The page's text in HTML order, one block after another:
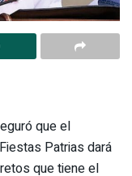
que el
Patrias dará
que tiene el